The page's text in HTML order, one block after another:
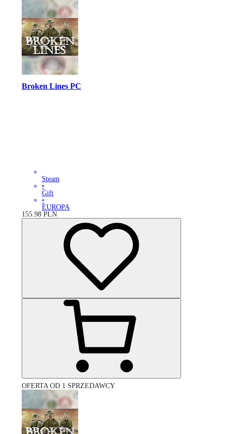
Broken Lines PC
Steam
•
Gift
•
EUROPA
155.98 PLN
OFERTA OD 1 SPRZEDAWCY